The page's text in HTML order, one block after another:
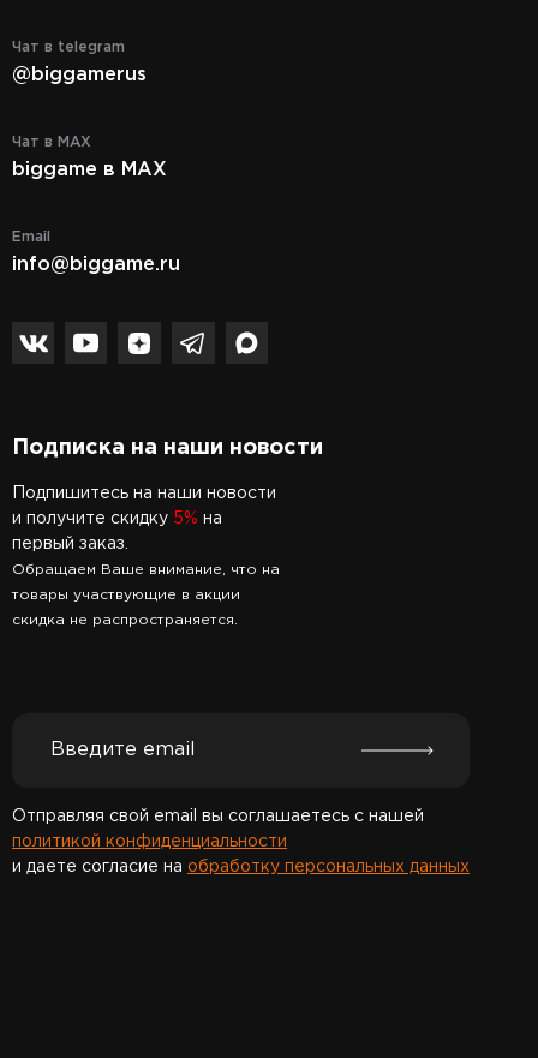
Чат в telegram
@biggamerus
Чат в MAX
biggame в MAX
Email
info@biggame.ru
Подписка на наши новости
Подпишитесь на наши новости
и получите скидку 5% на
первый заказ.
Обращаем Ваше внимание, что на
товары участвующие в акции
скидка не распространяется.
Отправляя свой email вы соглашаетесь с нашей
политикой конфиденциальности
и даете согласие на обработку персональных данных